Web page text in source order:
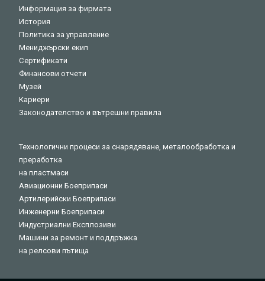
Информация за фирмата
История
Политика за управление
Мениджърски екип
Сертификати
Финансови отчети
Музей
Кариери
Законодателство и вътрешни правила
Технологични процеси за снарядяване, металообработка и
преработка
на пластмаси
Авиационни Боеприпаси
Артилерийски Боеприпаси
Инженерни Боеприпаси
Индустриални Експлозиви
Машини за ремонт и поддръжка
на релсови пътища